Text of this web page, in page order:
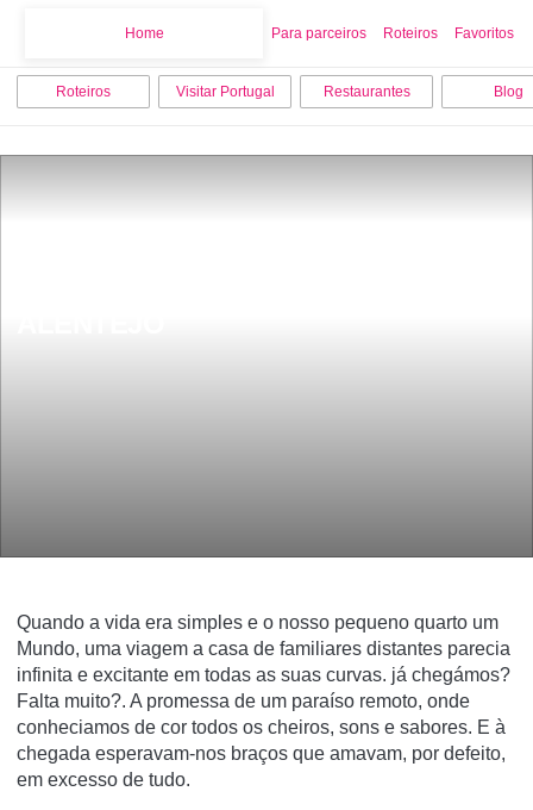
Home Para parceiros Roteiros Favoritos
Roteiros Visitar Portugal Restaurantes Blog
Quando a vida era simples e o nosso pequeno quarto um
Mundo, uma viagem a casa de familiares distantes parecia
infinita e excitante em todas as suas curvas. já chegámos?
Falta muito?. A promessa de um paraíso remoto, onde
conheciamos de cor todos os cheiros, sons e sabores. E à
chegada esperavam-nos braços que amavam, por defeito,
em excesso de tudo.